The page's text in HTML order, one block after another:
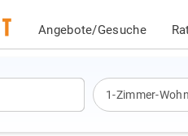
Angebote/Gesuche
1-Zimmer-